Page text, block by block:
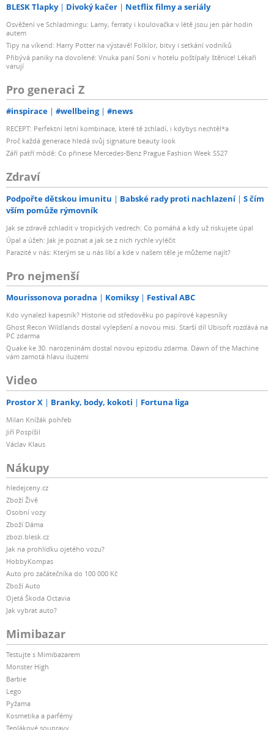
BLESK Tlapky Divoký kačer Netflix filmy a seriály
Osvěžení ve Schladmingu: Lamy, ferraty i koulovačka v létě jsou jen pár hodin
autem
Tipy na víkend: Harry Potter na výstavě! Folklor, bitvy i setkání vodníků
Přibývá paniky na dovolené: Vnuka paní Soni v hotelu poštípaly štěnice! Lékaři
varují
Pro generaci Z
#inspirace #wellbeing #news
RECEPT: Perfektní letní kombinace, které tě zchladí, i kdybys nechtěl*a
Proč každá generace hledá svůj signature beauty look
Září patří módě: Co přinese Mercedes-Benz Prague Fashion Week SS27
Zdraví
Podpořte dětskou imunitu Babské rady proti nachlazení
S čím
vším pomůže rýmovník
Jak se zdravě zchladit v tropických vedrech: Co pomáhá a kdy už riskujete úpal
Úpal a úžeh: Jak je poznat a jak se z nich rychle vyléčit
Parazité v nás: Kterým se u nás líbí a kde v našem těle je můžeme najít?
Pro nejmenší
Mourissonova poradna Komiksy Festival ABC
Kdo vynalezl kapesník? Historie od středověku po papírové kapesníky
Ghost Recon Wildlands dostal vylepšení a novou misi. Starší díl Ubisoft rozdává na
PC zdarma
Quake ke 30. narozeninám dostal novou epizodu zdarma. Dawn of the Machine
vám zamotá hlavu iluzemi
Video
Prostor X Branky, body, kokoti Fortuna liga
Milan Knížák pohřeb
Jiří Pospíšil
Václav Klaus
Nákupy
hledejceny.cz
Zboží Živě
Osobní vozy
Zboží Dáma
zbozi.blesk.cz
Jak na prohlídku ojetého vozu?
HobbyKompas
Auto pro začátečníka do 100 000 Kč
Zboží Auto
Ojetá Škoda Octavia
Jak vybrat auto?
Mimibazar
Testujte s Mimibazarem
Monster High
Barbie
Lego
Pyžama
Kosmetika a parfémy
Teplákové soupravy